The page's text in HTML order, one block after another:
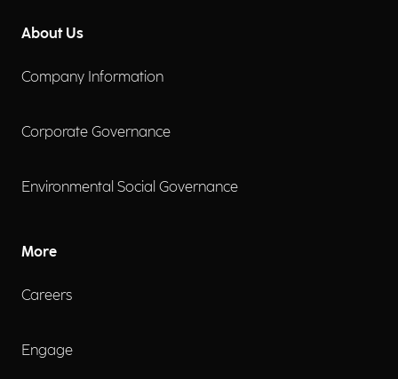
About Us
Company Information
Corporate Governance
Environmental Social Governance
More
Careers
Engage